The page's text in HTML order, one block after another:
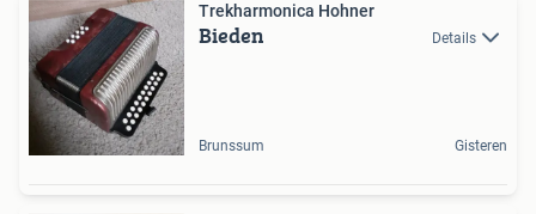
Trekharmonica Hohner
Bieden Details
Brunssum Gisteren